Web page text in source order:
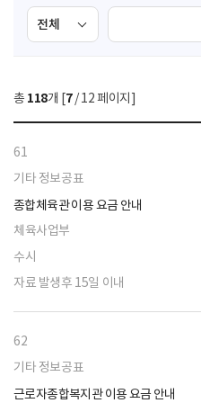
검
색
선
택
색
총 118개 [7/ 12 페이지]
61
기타 정보공표
종합체육관 이용 요금 안내
체육사업부
수시
자료 발생후 15일 이내
62
기타 정보공표
근로자종합복지관 이용 요금 안내